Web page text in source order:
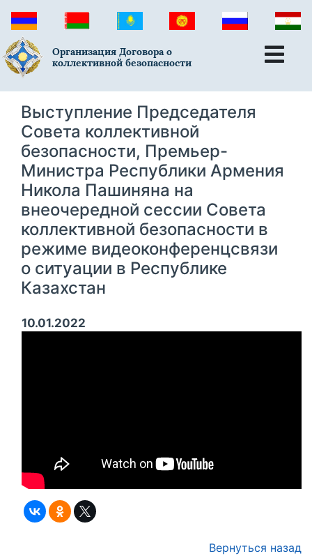
Организация Договора о
коллективной безопасности
Выступление Председателя
Совета коллективной
безопасности, Премьер-
Министра Республики Армения
Никола Пашиняна на
внеочередной сессии Совета
коллективной безопасности в
режиме видеоконференцсвязи
о ситуации в Республике
Казахстан
10.01.2022
Вернуться назад